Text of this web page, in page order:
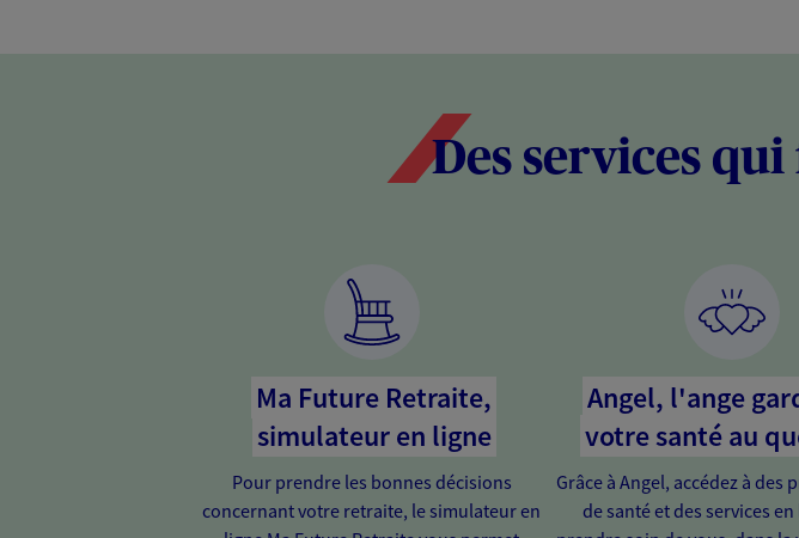
Des services
Ma Future Retraite,
simulateur en ligne
Pour prendre les bonnes décisions
concernant votre retraite, le simulateur en
Angel, l'ange
votre santé au
Grâce à Angel, accédez à des
de santé et des services